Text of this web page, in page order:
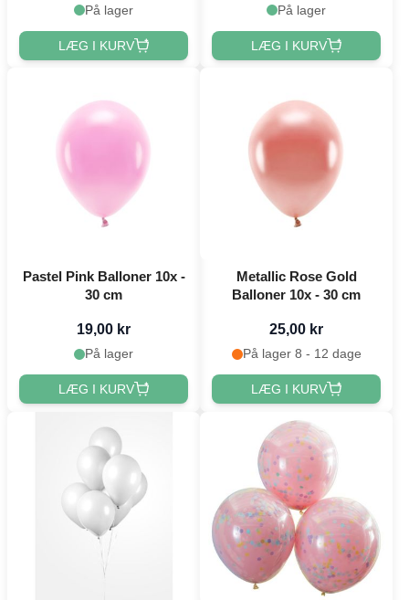
På lager
LÆG I KURV
På lager
LÆG I KURV
Pastel Pink Balloner 10x -
30 cm
19,00 kr
På lager
LÆG I KURV
Metallic Rose Gold
Balloner 10x - 30 cm
25,00 kr
På lager 8 - 12 dage
LÆG I KURV